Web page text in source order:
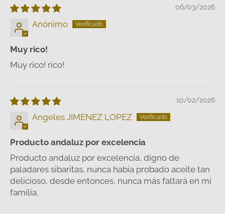
06/03/2026
Anónimo
Muy rico!
Muy rico! rico!
10/02/2026
Angeles JIMENEZ LOPEZ
Producto andaluz por excelencia
Producto andaluz por excelencia, digno de
paladares sibaritas, nunca había probado aceite tan
delicioso, desde entonces, nunca más faltará en mi
familia.